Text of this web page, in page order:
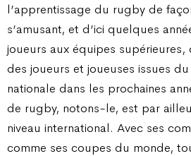
l’apprentissage du rugby de
s’amusant, et d’ici quelques
joueurs aux équipes supérieures,
des joueurs et joueuses issues
nationale dans les prochaines
de rugby, notons-le, est par
niveau international. Avec ses
comme ses coupes du monde,